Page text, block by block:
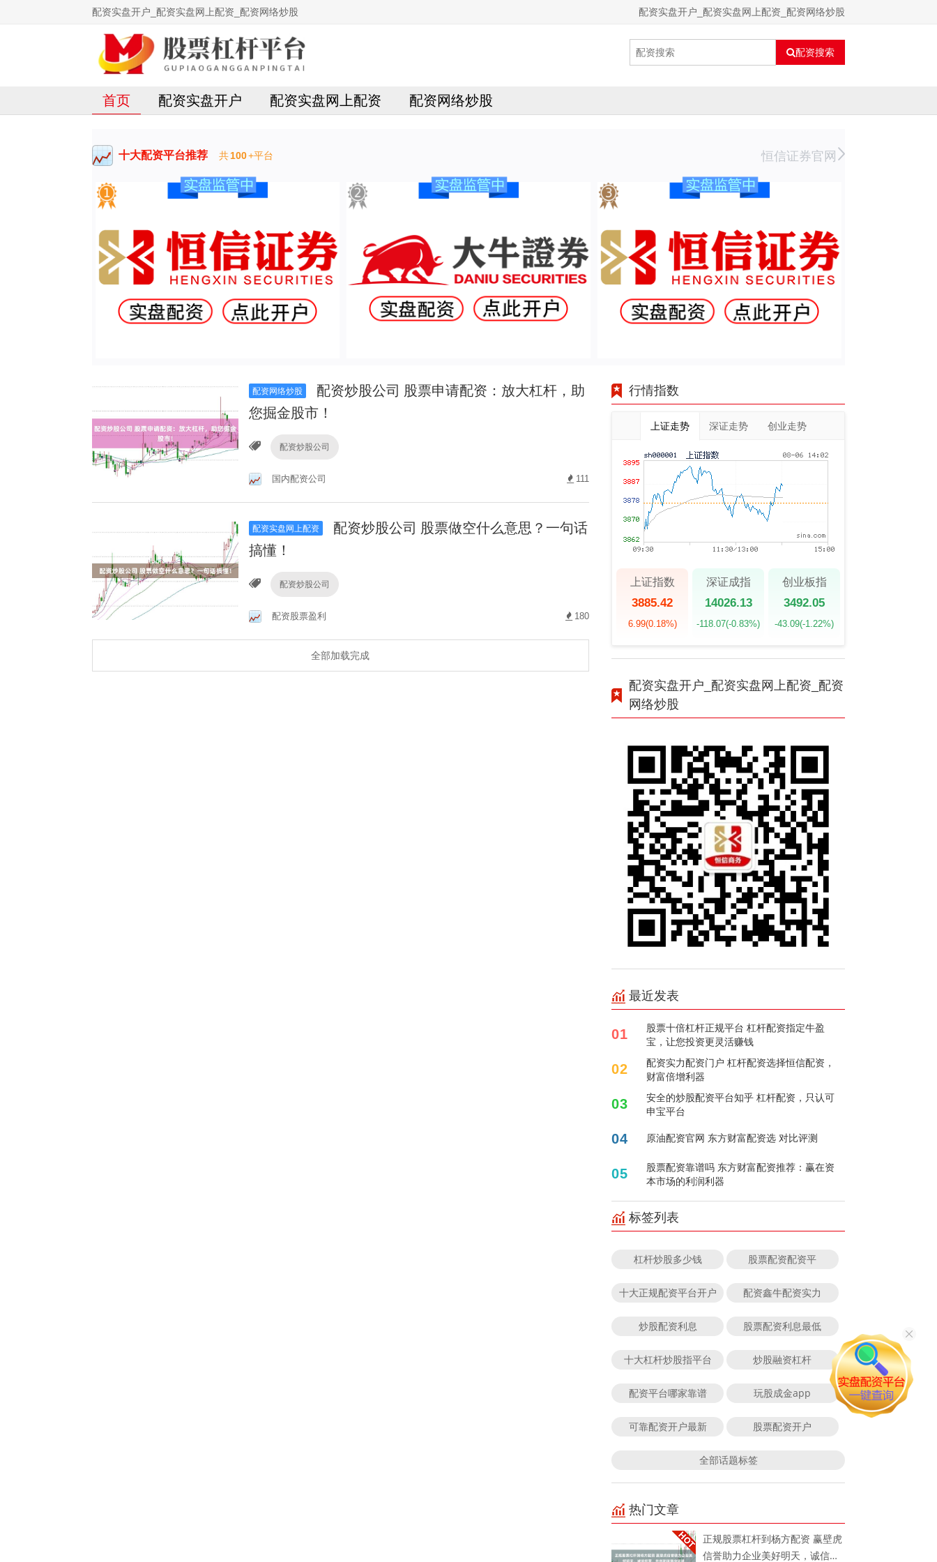
配资实盘开户_配资实盘网上配资_配资网络炒股 配资实盘开户_配资实盘网上配资_配资网络炒股
配资搜索
首页 配资实盘开户 配资实盘网上配资 配资网络炒股
十大配资平台推荐 共100+平台 恒信证券官网
配资网络炒股
配资炒股公司 股票申请配资：放大杠杆，助
您掘金股市！
配资炒股公司
国内配资公司 111
配资实盘网上配资
配资炒股公司 股票做空什么意思？一句话
搞懂！
配资炒股公司
配资股票盈利 180
全部加载完成
行情指数
上证走势 深证走势 创业走势
上证指数
3885.42
6.99(0.18%)
深证成指
14026.13
-118.07(-0.83%)
创业板指
3492.05
-43.09(-1.22%)
配资实盘开户_配资实盘网上配资_配资
网络炒股
最近发表
01
股票十倍杠杆正规平台 杠杆配资指定牛盈
宝，让您投资更灵活赚钱
02
配资实力配资门户 杠杆配资选择恒信配资，
财富倍增利器
03
安全的炒股配资平台知乎 杠杆配资，只认可
申宝平台
04 原油配资官网 东方财富配资选 对比评测
05
股票配资靠谱吗 东方财富配资推荐：赢在资
本市场的利润利器
标签列表
杠杆炒股多少钱 股票配资配资平
十大正规配资平台开户 配资鑫牛配资实力
炒股配资利息 股票配资利息最低
十大杠杆炒股指平台 炒股融资杠杆
配资平台哪家靠谱 玩股成金app
可靠配资开户最新 股票配资开户
全部话题标签
热门文章
正规股票杠杆到杨方配资 赢壁虎
信誉助力企业美好明天，诚信经